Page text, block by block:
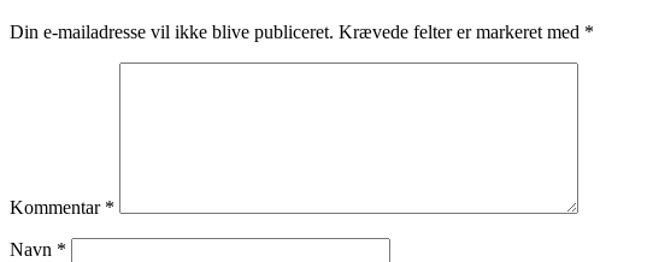
Din e-mailadresse vil ikke blive publiceret. Krævede felter er markeret med *
Kommentar *
Navn *